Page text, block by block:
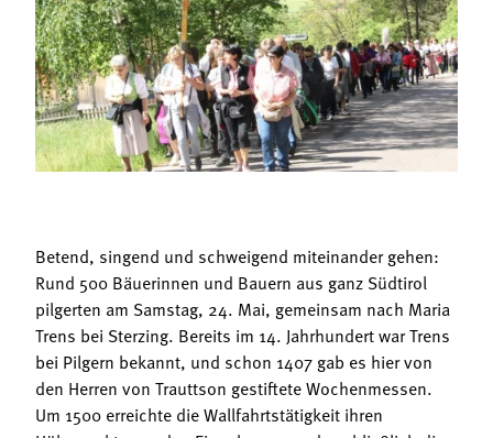
Mitgliedschaft
Landessekretariat
Bäuerliche Buffets
Hofgeschichten
Betend, singend und schweigend miteinander gehen:
Rund 500 Bäuerinnen und Bauern aus ganz Südtirol
pilgerten am Samstag, 24. Mai, gemeinsam nach Maria
Trens bei Sterzing. Bereits im 14. Jahrhundert war Trens
bei Pilgern bekannt, und schon 1407 gab es hier von
den Herren von Trauttson gestiftete Wochenmessen.
Um 1500 erreichte die Wallfahrtstätigkeit ihren